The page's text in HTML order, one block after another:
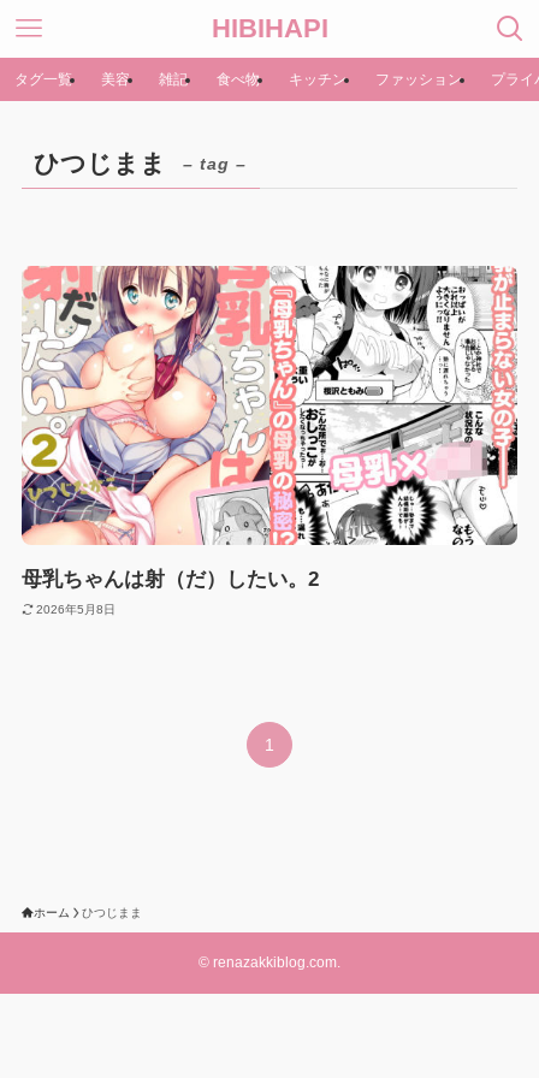
HIBIHAPI
タグ一覧 美容 雑記 食べ物 キッチン ファッション プライ
ひつじまま – tag –
母乳ちゃんは射（だ）したい。2
2026年5月8日
1
ホーム ひつじまま
© renazakkiblog.com.